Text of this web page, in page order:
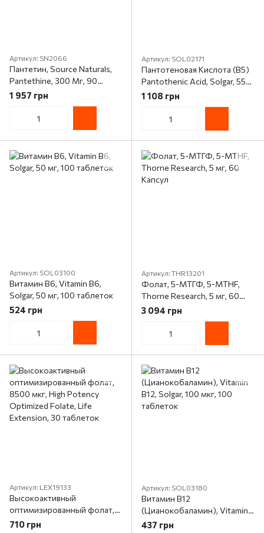
Артикул: SN2066
Пантетин, Source Naturals,
Pantethine, 300 Мг, 90
таблеток
1 957 грн
Артикул: SOL02171
Пантотеновая Кислота (B5)
Pantothenic Acid, Solgar, 550
мг, 100 вегетарианских
1 108 грн
Артикул: SOL03100
Витамин В6, Vitamin B6,
Solgar, 50 мг, 100 таблеток
524 грн
Артикул: THR13201
Фолат, 5-МТГФ, 5-MTHF,
Thorne Research, 5 мг, 60
Капсул
3 094 грн
Артикул: LEX19133
Высокоактивный
оптимизированный фолат,
8500 мкг, High Potency
710 грн
Артикул: SOL03180
Витамин В12
(Цианокобаламин), Vitamin
B12, Solgar, 100 мкг, 100
437 грн